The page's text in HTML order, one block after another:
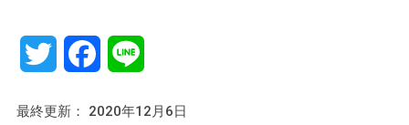
Twitter Facebook
最終更新： 2020年12月6日